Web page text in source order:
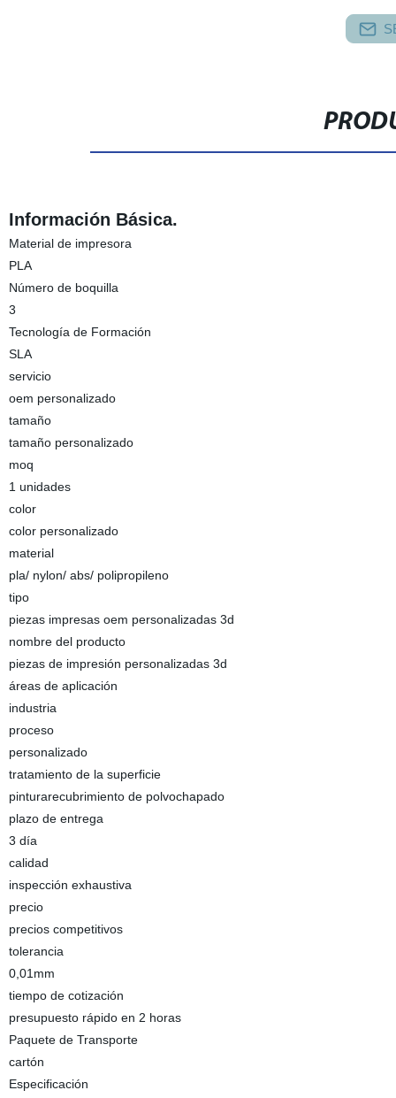
Información Básica.
Material de impresora
PLA
Número de boquilla
3
Tecnología de Formación
SLA
servicio
oem personalizado
tamaño
tamaño personalizado
moq
1 unidades
color
color personalizado
material
pla/ nylon/ abs/ polipropileno
tipo
piezas impresas oem personalizadas 3d
nombre del producto
piezas de impresión personalizadas 3d
áreas de aplicación
industria
proceso
personalizado
tratamiento de la superficie
pinturarecubrimiento de polvochapado
plazo de entrega
3 día
calidad
inspección exhaustiva
precio
precios competitivos
tolerancia
0,01mm
tiempo de cotización
presupuesto rápido en 2 horas
Paquete de Transporte
cartón
Especificación